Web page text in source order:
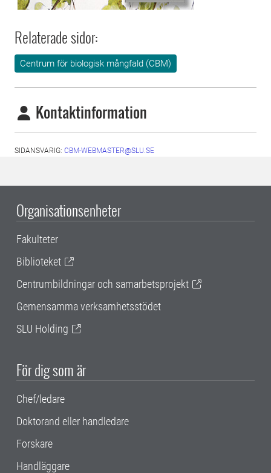
Relaterade sidor:
Centrum för biologisk mångfald (CBM)
Kontaktinformation
SIDANSVARIG: CBM-WEBMASTER@SLU.SE
Organisationsenheter
Fakulteter
Biblioteket
Centrumbildningar och samarbetsprojekt
Gemensamma verksamhetsstödet
SLU Holding
För dig som är
Chef/ledare
Doktorand eller handledare
Forskare
Handläggare